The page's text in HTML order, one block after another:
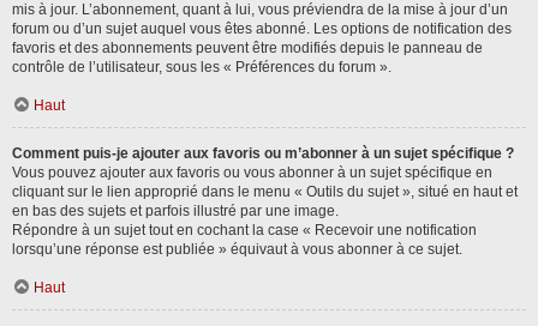
mis à jour. L’abonnement, quant à lui, vous préviendra de la mise à jour d’un
forum ou d’un sujet auquel vous êtes abonné. Les options de notification des
favoris et des abonnements peuvent être modifiés depuis le panneau de
contrôle de l’utilisateur, sous les « Préférences du forum ».
Haut
Comment puis-je ajouter aux favoris ou m’abonner à un sujet spécifique ?
Vous pouvez ajouter aux favoris ou vous abonner à un sujet spécifique en
cliquant sur le lien approprié dans le menu « Outils du sujet », situé en haut et
en bas des sujets et parfois illustré par une image.
Répondre à un sujet tout en cochant la case « Recevoir une notification
lorsqu’une réponse est publiée » équivaut à vous abonner à ce sujet.
Haut